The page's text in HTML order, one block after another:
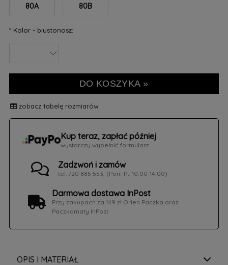
80A 80B
*Kolor - biustonosz:
DO KOSZYKA »
zobacz tabelę rozmiarów
Kup teraz, zapłać później
wystarczy wypełnić formularz
Zadzwoń i zamów
tel. 720 885 553, (Pon.-Pt. 10:00-14:00)
Darmowa dostawa InPost
Przy zakupach za 149 zł Orlen Paczka oraz
Paczkomaty InPost
OPIS I MATERIAŁ